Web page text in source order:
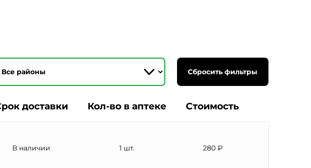
Сбросить фильтры
доставки Кол-во в аптеке Стоимость
В наличии 1 шт. 280 ₽